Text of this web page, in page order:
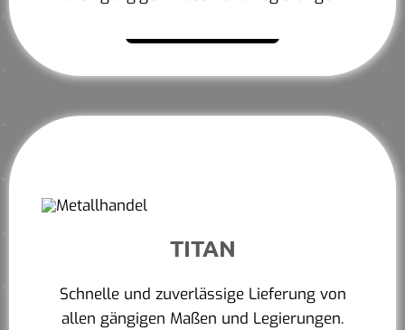
TITAN
Schnelle und zuverlässige Lieferung von
allen gängigen Maßen und Legierungen.